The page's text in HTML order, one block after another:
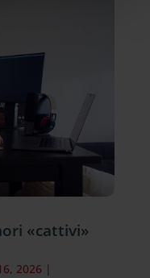
«cattivi»
2026 |